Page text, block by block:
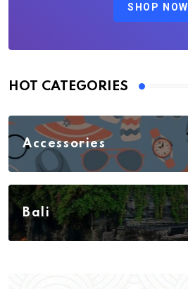
SHOP NOW
HOT CATEGORIES
Accessories
Action
Bali
Biology